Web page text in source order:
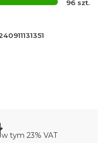
96 szt.
w tym 23% VAT
w tym 23% VAT